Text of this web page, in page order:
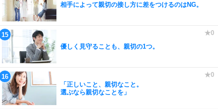
相手によって親切の接し方に差をつけるのはNG。
優しく見守ることも、親切の1つ。
「正しいこと、親切なこと。
選ぶなら親切なことを」